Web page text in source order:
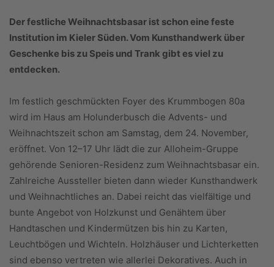
Der festliche Weihnachtsbasar ist schon eine feste
Institution im Kieler Süden. Vom Kunsthandwerk über
Geschenke bis zu Speis und Trank gibt es viel zu
entdecken.
Im festlich geschmückten Foyer des Krummbogen 80a
wird im Haus am Holunderbusch die Advents- und
Weihnachtszeit schon am Samstag, dem 24. November,
eröffnet. Von 12–17 Uhr lädt die zur Alloheim-Gruppe
gehörende Senioren-Residenz zum Weihnachtsbasar ein.
Zahlreiche Aussteller bieten dann wieder Kunsthandwerk
und Weihnachtliches an. Dabei reicht das vielfältige und
bunte Angebot von Holzkunst und Genähtem über
Handtaschen und Kindermützen bis hin zu Karten,
Leuchtbögen und Wichteln. Holzhäuser und Lichterketten
sind ebenso vertreten wie allerlei Dekoratives. Auch in